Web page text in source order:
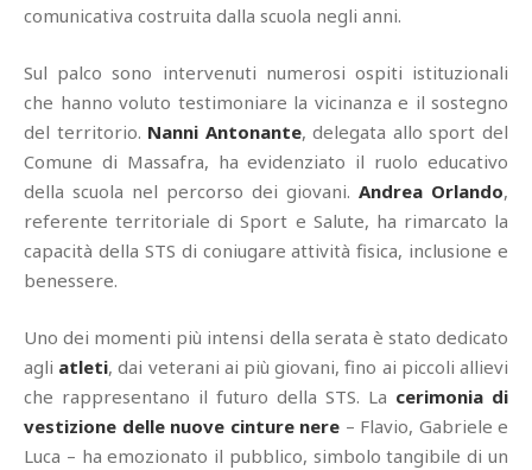
comunicativa costruita dalla scuola negli anni.
Sul palco sono intervenuti numerosi ospiti istituzionali
che hanno voluto testimoniare la vicinanza e il sostegno
del territorio. Nanni Antonante, delegata allo sport del
Comune di Massafra, ha evidenziato il ruolo educativo
della scuola nel percorso dei giovani. Andrea Orlando,
referente territoriale di Sport e Salute, ha rimarcato la
capacità della STS di coniugare attività fisica, inclusione e
benessere.
Uno dei momenti più intensi della serata è stato dedicato
agli atleti, dai veterani ai più giovani, fino ai piccoli allievi
che rappresentano il futuro della STS. La cerimonia di
vestizione delle nuove cinture nere – Flavio, Gabriele e
Luca – ha emozionato il pubblico, simbolo tangibile di un